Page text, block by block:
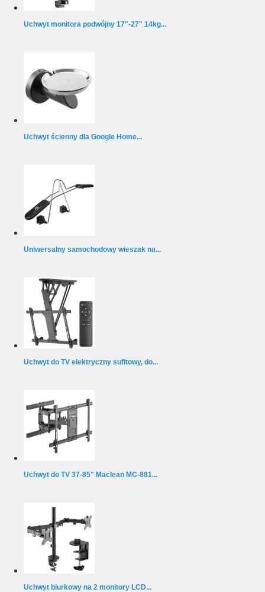
Uchwyt monitora podwójny 17"-27" 14kg...
Uchwyt ścienny dla Google Home...
Uniwersalny samochodowy wieszak na...
Uchwyt do TV elektryczny sufitowy, do...
Uchwyt do TV 37-85" Maclean MC-881...
Uchwyt biurkowy na 2 monitory LCD...